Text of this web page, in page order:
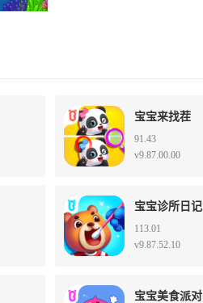
宝宝来找茬
91.43
v9.87.00.00
宝宝诊所日记
113.01
v9.87.52.10
宝宝美食派对